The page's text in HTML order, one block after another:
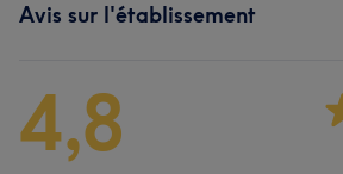
Avis sur l'établissement
4,8